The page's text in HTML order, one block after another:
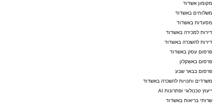
מקומון אשדוד
משלוחים באשדוד
מסעדות באשדוד
דירות למכירה באשדוד
דירות להשכרה באשדוד
פרסום עסק באשדוד
פרסום באשקלון
פרסום בבאר שבע
משרדים וחנויות להשכרה באשדוד
ייעוץ טכנולוגי ופתרונות AI
שרותי בריאות באשדוד